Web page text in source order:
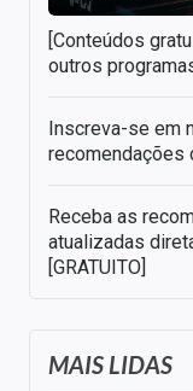
[Conteúdos
outros
Inscreva-se em
recomendações
Receba as
atualizadas
[GRATUITO]
MAIS LIDAS